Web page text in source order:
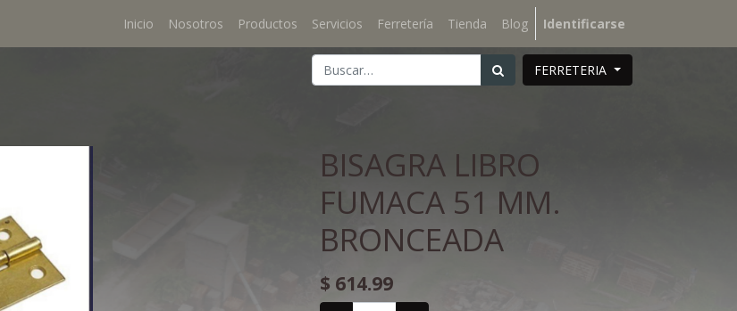
Inicio Nosotros Productos Servicios Ferretería Tienda Blog Identificarse
FERRETERIA
BISAGRA LIBRO
FUMACA 51 MM.
BRONCEADA
$ 614.99